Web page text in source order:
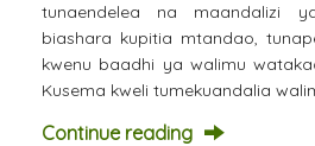
tunaendelea na maandalizi
biashara kupitia mtandao,
kwenu baadhi ya walimu
Kusema kweli tumekuandalia
Continue reading